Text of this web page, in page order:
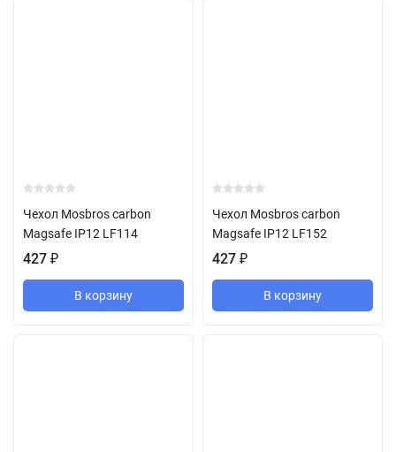
Чехол Mosbros carbon
Magsafe IP12 LF114
427 ₽
В корзину
Чехол Mosbros carbon
Magsafe IP12 LF152
427 ₽
В корзину